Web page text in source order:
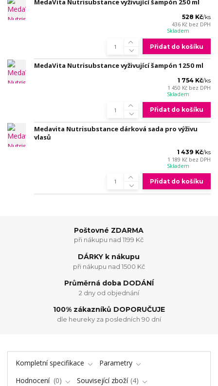
MedaVita Nutrisubstance vyživující šampón 250 ml
528 Kč/ks
436 Kč bez DPH
Skladem
Přidat do košíku
MedaVita Nutrisubstance vyživující šampón 1250 ml
1 754 Kč/ks
1 450 Kč bez DPH
Skladem
Přidat do košíku
Medavita Nutrisubstance dárková sada pro výživu
vlasů
1 439 Kč/ks
1 189 Kč bez DPH
Skladem
Přidat do košíku
Poštovné ZDARMA
při nákupu nad 1199 Kč
DÁRKY k nákupu
při nákupu nad 1500 Kč
Průměrná doba DODÁNÍ
2 dny od objednání
100% zákazníků DOPORUČUJE
dle heureky za posledních 90 dní
Kompletní specifikace
Parametry
Hodnocení
0 Související zboží 4